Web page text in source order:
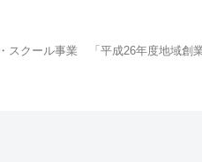
スクール事業 「平成26年度地域創